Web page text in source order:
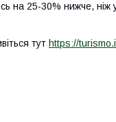
на 25-30% нижче, ніж
тут https://